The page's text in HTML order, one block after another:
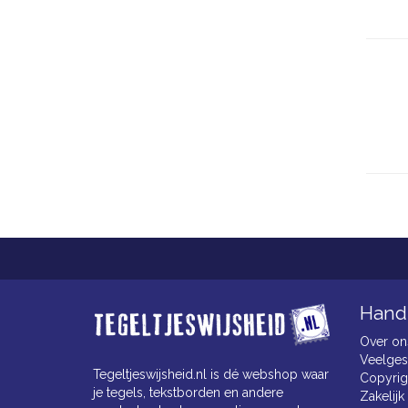
Tegeltjeswijsheid.nl is dé webshop waar
je tegels, tekstborden en andere
Over
Zakelijk